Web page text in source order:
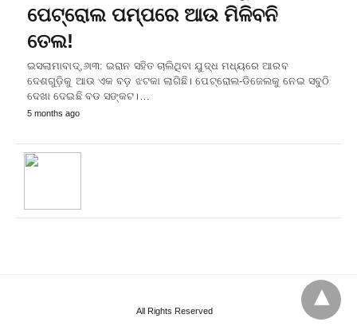
ପେଟ୍ରୋଲ ପମ୍ପରେ ଆଉ ମିଳିବନି
ତେଲ!
ଇସଲାମାବାଦ୍,୬ା୩: ଇରାନ ସହିତ ଚାଲିଥିବା ଯୁଦ୍ଧ ମଧ୍ୟରେ ଆରବ
ଦେଶଗୁଡ଼ିକୁ ଆଉ ଏକ ବଡ଼ ଝଟକା ଲାଗିଛି। ପେଟ୍ରୋଲ-ଡିଜେଲକୁ ନେଇ ସବୁଠି
ଦେଖା ଦେଇଛି ବଡ ସଙ୍କଟ।…
5 months ago
All Rights Reserved